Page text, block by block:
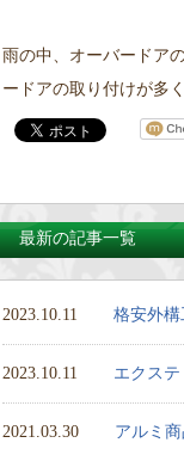
雨の中、オーバードア
ードアの取り付けが多
最新の記事一覧
2023.10.11 格安外
2023.10.11 エクス
2021.03.30 アルミ